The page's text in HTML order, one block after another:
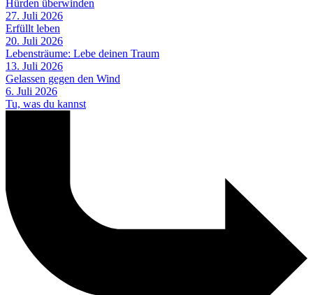
Hürden überwinden
27. Juli 2026
Erfüllt leben
20. Juli 2026
Lebensträume: Lebe deinen Traum
13. Juli 2026
Gelassen gegen den Wind
6. Juli 2026
Tu, was du kannst